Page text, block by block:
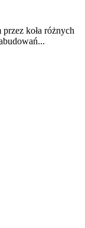
koła różnych